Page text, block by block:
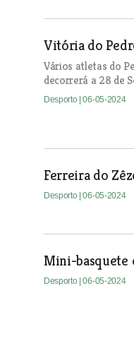
Vitória do
Vários atletas do
decorrerá a 28 de
Desporto | 06-05-2024
Ferreira do
Desporto | 06-05-2024
Mini-basquete
Desporto | 06-05-2024